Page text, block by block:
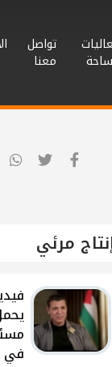
تواصل
معنا
مرئي